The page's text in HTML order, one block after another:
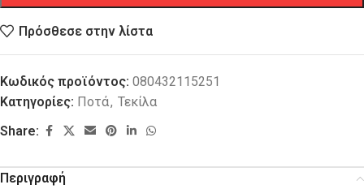
Πρόσθεσε στην λίστα
Κωδικός προϊόντος: 080432115251
Κατηγορίες: Ποτά, Τεκίλα
Share:
Περιγραφή